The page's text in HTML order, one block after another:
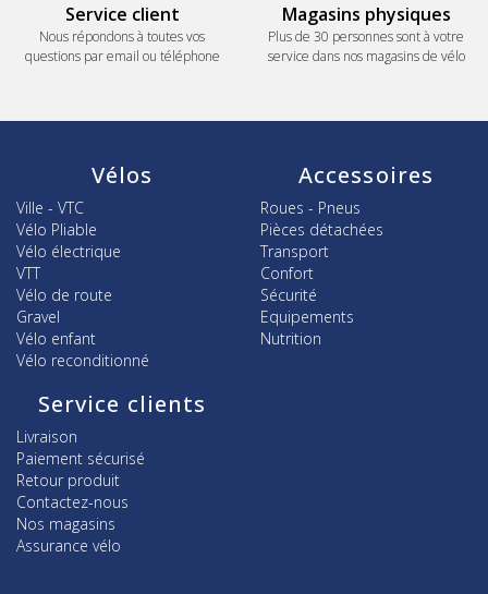
Service client
Nous répondons à toutes vos
questions par email ou téléphone
Magasins physiques
Plus de 30 personnes sont à votre
service dans nos magasins de vélo
Vélos
Ville - VTC
Vélo Pliable
Vélo électrique
VTT
Vélo de route
Gravel
Vélo enfant
Vélo reconditionné
Accessoires
Roues - Pneus
Pièces détachées
Transport
Confort
Sécurité
Equipements
Nutrition
Service clients
Livraison
Paiement sécurisé
Retour produit
Contactez-nous
Nos magasins
Assurance vélo